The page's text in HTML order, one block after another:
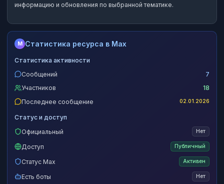
информацию и обновления по выбранной тематике.
M Статистика ресурса в Max
Статистика активности
Сообщений
7
Участников
18
Последнее сообщение
02.01.2026
Статус и доступ
Официальный
Нет
Доступ Публичный
Статус Max Активен
Есть боты Нет